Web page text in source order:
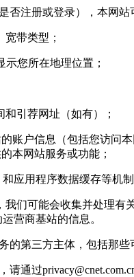
注册或登录），本网站
带类型；
您所在地理位置；
引荐网址（如有）；
户信息（包括您访问
本网站服务或功能；
用程序数据缓存等机
可能会收集并处理有
营商基站的信息。
第三方主体，包括那些
请通过